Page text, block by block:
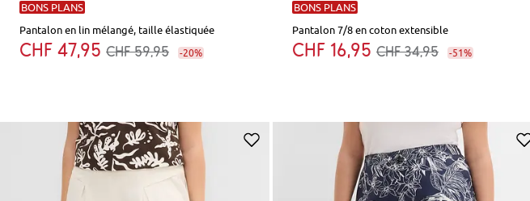
BONS PLANS
Pantalon en lin mélangé, taille élastiquée
CHF 47,95 CHF 59,95 -20%
BONS PLANS
Pantalon 7/8 en coton extensible
CHF 16,95 CHF 34,95 -51%